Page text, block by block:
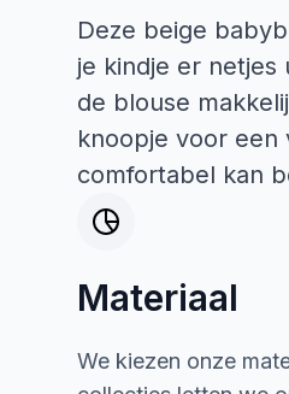
Deze beige
je kindje er netjes
de blouse
knoopje voor
comfortabel kan
Materiaal
We kiezen onze